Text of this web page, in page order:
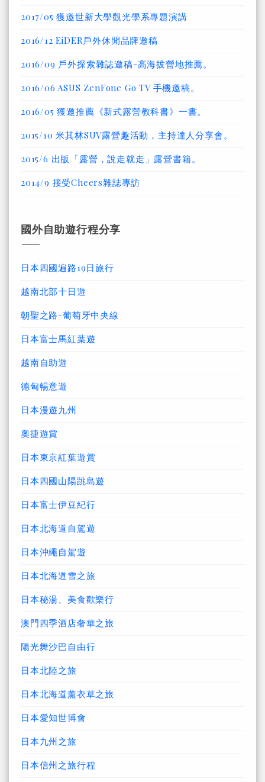
2017/05 獲邀世新大學觀光學系專題演講
2016/12 EiDER戶外休閒品牌邀稿
2016/09 戶外探索雜誌邀稿-高海拔營地推薦。
2016/06 ASUS ZenFone Go TV 手機邀稿。
2016/05 獲邀推薦《新式露營教科書》一書。
2015/10 米其林SUV露營趣活動，主持達人分享會。
2015/6 出版「露營，說走就走」露營書籍。
2014/9 接受Cheers雜誌專訪
國外自助遊行程分享
日本四國遍路19日旅行
越南北部十日遊
朝聖之路-葡萄牙中央線
日本富士馬紅葉遊
越南自助遊
德匈暢意遊
日本漫遊九州
奧捷遊賞
日本東京紅葉遊賞
日本四國山陽跳島遊
日本富士伊豆紀行
日本北海道自駕遊
日本沖繩自駕遊
日本北海道雪之旅
日本秘湯、美食歡樂行
澳門四季酒店奢華之旅
陽光舞沙巴自由行
日本北陸之旅
日本北海道薰衣草之旅
日本愛知世博會
日本九州之旅
日本信州之旅行程